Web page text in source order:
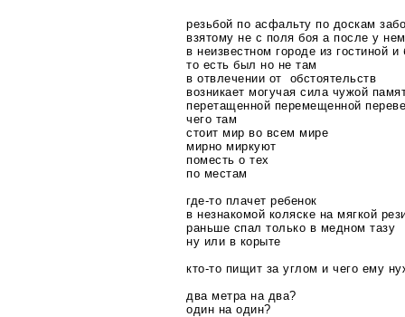
резьбой по асфальту по доскам
взятому не с поля боя а после у
в неизвестном городе из гостиной
то есть был но не там
в отвлечении от обстоятельств
возникает могучая сила чужой
перетащенной перемещенной
чего там
стоит мир во всем мире
мирно миркуют
поместь о тех
по местам
где-то плачет ребенок
в незнакомой коляске на мягкой
раньше спал только в медном тазу
ну или в корыте
кто-то пищит за углом и чего ему
два метра на два?
один на один?